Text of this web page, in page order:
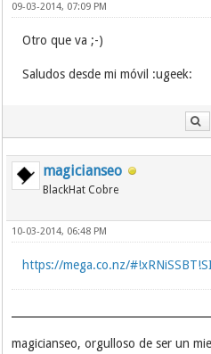
09-03-2014, 07:09 PM
Otro que va ;-)
Saludos desde mi móvil :ugeek:
magicianseo
BlackHat Cobre
10-03-2014, 06:48 PM
https://mega.co.nz/
magicianseo, orgulloso de ser un